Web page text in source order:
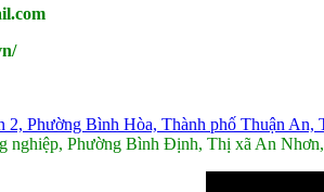
2, Phường Bình Hòa, Thành phố Thuận An,
nghiệp, Phường Bình Định, Thị xã An